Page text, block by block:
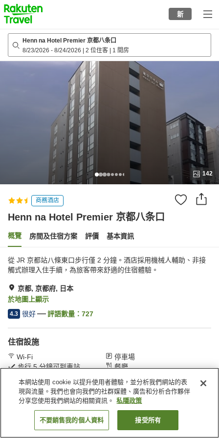
to
top
page
新
Henn na Hotel Premier 京都八条口
8/23/2026 - 8/24/2026 2 位住客 1 間房
142
商務酒店
Henn na Hotel Premier 京都八条口
概覽 房間及住宿方案 評價 基本資訊
從 JR 京都站八條東口步行僅 2 分鐘。酒店採用機械人輔助、非接
觸式辦理入住手續，為旅客帶來舒適的住宿體驗。
京都, 京都府, 日本
於地圖上顯示
4.3 很好 評語數量： 727
住宿設施
Wi-Fi
停車場
步行 5 分鐘可到車站
餐廳
主頁 日本 京都府 京都 Henn na Hotel Premier 京都八条口
找客房
本網站使用 cookie 以提升使用者體驗，並分析我們網站的表
現與流量。我們也會向我們的社群媒體、廣告和分析合作夥伴
分享您使用我們網站的相關資訊。
私隱政策
不要銷售我的個人資料 接受所有